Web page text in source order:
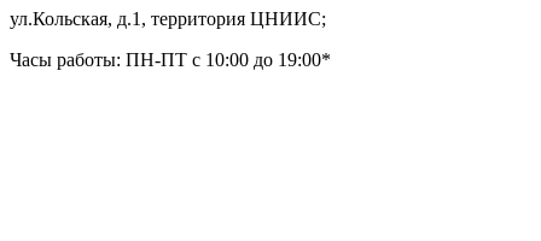
ул.Кольская, д.1, территория ЦНИИС;
Часы работы: ПН-ПТ с 10:00 до 19:00*